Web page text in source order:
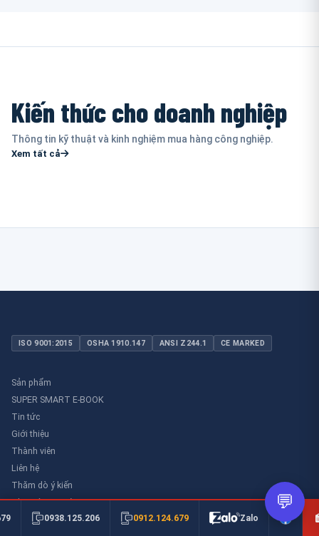
Kiến thức cho doanh nghiệp
Thông tin kỹ thuật và kinh nghiệm mua hàng công nghiệp.
Xem tất cả
ISO 9001:2015 OSHA 1910.147 ANSI Z244.1 CE MARKED
Sản phẩm
SUPER SMART E-BOOK
Tin tức
Giới thiệu
Thành viên
Liên hệ
Thăm dò ý kiến
Thư viên an toàn
0938.125.206 0912.124.679 Zalo
💬